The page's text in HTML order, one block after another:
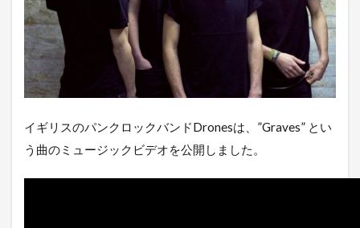
イギリスのパンクロックバンドDronesは、”Graves” とい
う曲のミュージックビデオを公開しました。